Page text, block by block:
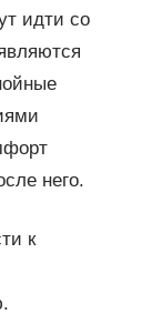
идти со
него.
к